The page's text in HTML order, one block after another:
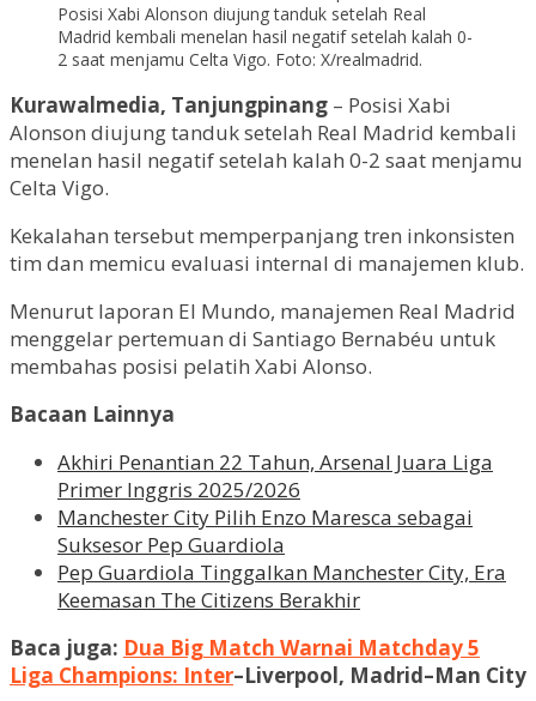
Posisi Xabi Alonson diujung tanduk setelah Real
Madrid kembali menelan hasil negatif setelah kalah 0-
2 saat menjamu Celta Vigo. Foto: X/realmadrid.
Kurawalmedia, Tanjungpinang – Posisi Xabi
Alonson diujung tanduk setelah Real Madrid kembali
menelan hasil negatif setelah kalah 0-2 saat menjamu
Celta Vigo.
Kekalahan tersebut memperpanjang tren inkonsisten
tim dan memicu evaluasi internal di manajemen klub.
Menurut laporan El Mundo, manajemen Real Madrid
menggelar pertemuan di Santiago Bernabéu untuk
membahas posisi pelatih Xabi Alonso.
Bacaan Lainnya
Akhiri Penantian 22 Tahun, Arsenal Juara Liga
Primer Inggris 2025/2026
Manchester City Pilih Enzo Maresca sebagai
Suksesor Pep Guardiola
Pep Guardiola Tinggalkan Manchester City, Era
Keemasan The Citizens Berakhir
Baca juga: Dua Big Match Warnai Matchday 5
Liga Champions: Inter–Liverpool, Madrid–Man City